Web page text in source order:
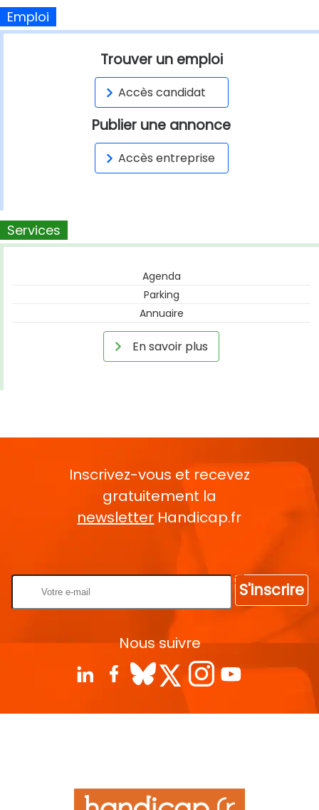
Emploi
Trouver un emploi
Accès candidat
Publier une annonce
Accès entreprise
Services
Agenda
Parking
Annuaire
En savoir plus
Inscrivez-vous et recevez
gratuitement la
newsletter Handicap.fr
S'inscrire
Nous suivre